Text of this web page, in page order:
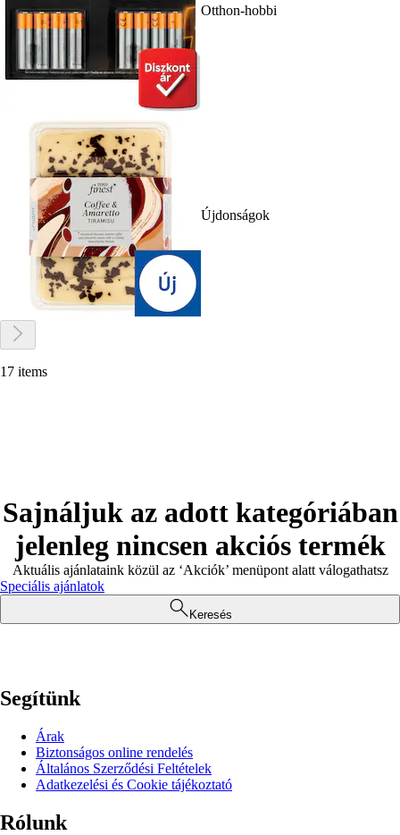
Otthon-hobbi
Újdonságok
17 items
Sajnáljuk az adott kategóriában
jelenleg nincsen akciós termék
Aktuális ajánlataink közül az ‘Akciók’ menüpont alatt válogathatsz
Speciális ajánlatok
Keresés
Segítünk
Árak
Biztonságos online rendelés
Általános Szerződési Feltételek
Adatkezelési és Cookie tájékoztató
Rólunk